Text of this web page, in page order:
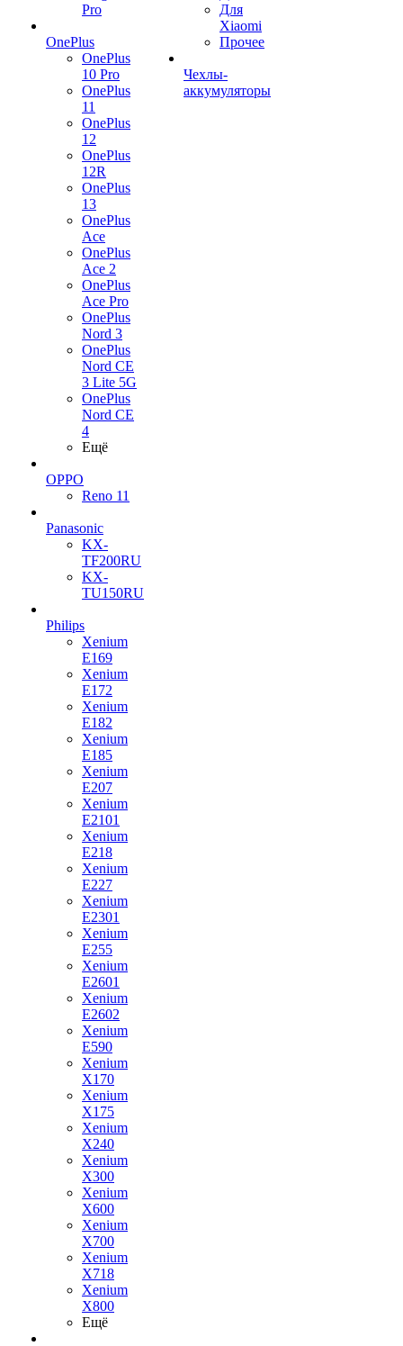
Pro
OnePlus
OnePlus
10 Pro
OnePlus
11
OnePlus
12
OnePlus
12R
OnePlus
13
OnePlus
Ace
OnePlus
Ace 2
OnePlus
Ace Pro
OnePlus
Nord 3
OnePlus
Nord CE
3 Lite 5G
OnePlus
Nord CE
4
Ещё
OPPO
Reno 11
Panasonic
KX-
TF200RU
KX-
TU150RU
Philips
Xenium
E169
Xenium
E172
Xenium
E182
Xenium
E185
Xenium
E207
Xenium
E2101
Xenium
E218
Xenium
E227
Xenium
E2301
Xenium
E255
Xenium
E2601
Xenium
E2602
Xenium
E590
Xenium
X170
Xenium
X175
Xenium
X240
Xenium
X300
Xenium
X600
Xenium
X700
Xenium
X718
Xenium
X800
Ещё
Для
Xiaomi
Прочее
Чехлы-
аккумуляторы